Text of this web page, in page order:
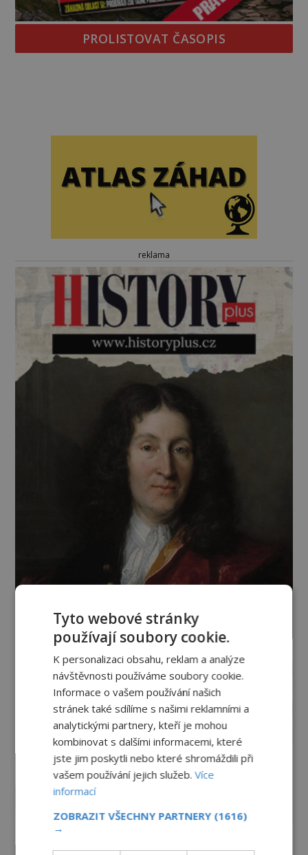
PROLISTOVAT ČASOPIS
reklama
Tyto webové stránky
používají soubory cookie.
K personalizaci obsahu, reklam a analýze
návštěvnosti používáme soubory cookie.
Informace o vašem používání našich
stránek také sdílíme s našimi reklamními a
analytickými partnery, kteří je mohou
kombinovat s dalšími informacemi, které
jste jim poskytli nebo které shromáždili při
vašem používání jejich služeb.Více
informací
ZOBRAZIT VŠECHNY PARTNERY (1616)
→